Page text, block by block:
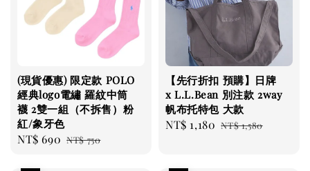
(現貨優惠) 限定款 POLO
經典logo電繡 羅紋中筒
襪 2雙一組（不拆售）粉
紅/象牙色
Sale
NT$ 690 Regular
NT$ 750
【先行折扣 預購】日牌
x L.L.Bean 別注款 2way
帆布托特包 大款
Sale
NT$ 1,180 Regular
NT$ 1,580